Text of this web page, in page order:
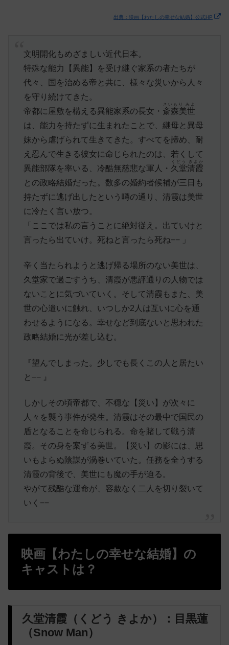
出典：映画【わたしの幸せな結婚】公式HP
文明開化もめざましい近代日本。
特殊な能力【異能】を受け継ぐ家系の者たちが
代々、国を治める帝と共に、様々な災いから人々
を守り続けてきた。
帝都に屋敷を構える異能家系の長女・ 斎森美世
さいもり みよ
は、能力を持たずに生まれたことで、継母と異母
妹から虐げられて生きてきた。すべてを諦め、耐
え忍んで生きる彼女に命じられたのは、若くして
異能部隊を率いる、冷酷無慈悲な軍人・ 久堂清霞
くどう きよか
との政略結婚だった。数多の婚約者候補が三日も
持たずに逃げ出したという噂の通り、清霞は美世
に冷たく言い放つ。
「ここでは私の言うことに絶対従え。出ていけと
言ったら出ていけ。死ねと言ったら死ね−−」
辛く当たられようと逃げ帰る場所のない美世は、
久堂家で過ごすうち、清霞が悪評通りの人物では
ないことに気づいていく。そして清霞もまた、美
世の心遣いに触れ、いつしか2人は互いに心を通
わせるようになる。幸せなど到底ないと思われた
政略結婚に光が差し込む。
『望んでしまった。少しでも長くこの人と居たい
と −−』
しかしその頃帝都で、不穏な【災い】が次々に
人々を襲う事件が発生。清霞はその最中で国民の
盾となることを命じられる。命を賭して戦う清
霞。その身を案ずる美世。【災い】の影には、思
いもよらぬ陰謀が渦巻いていた。任務を全うする
清霞の背後で、美世にも魔の手が迫る。
やがて残酷な運命が、容赦なく二人を切り裂いて
いく −−
映画【わたしの幸せな結婚】の
キャストは？
久堂清霞（くどう きよか）：目黒蓮
（Snow Man）